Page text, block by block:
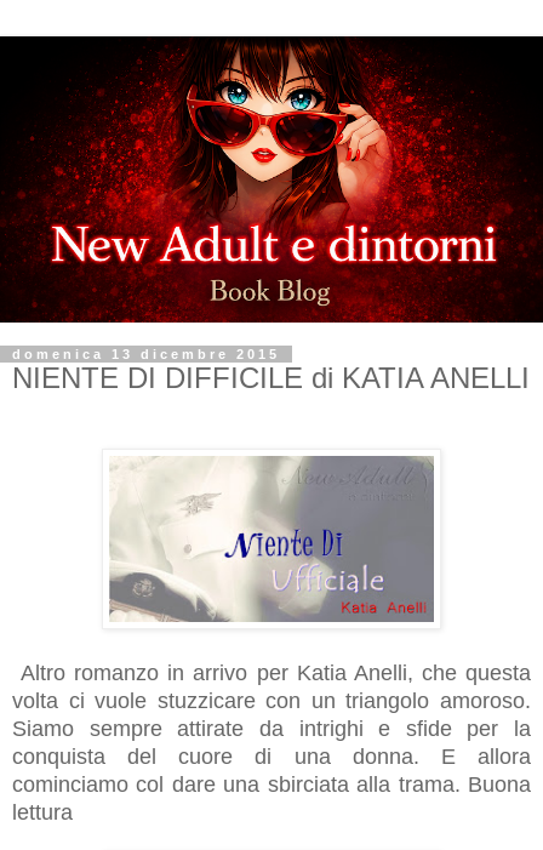
domenica 13 dicembre 2015
NIENTE DI DIFFICILE di KATIA ANELLI
Altro romanzo in arrivo per Katia Anelli, che questa
volta ci vuole stuzzicare con un triangolo amoroso.
Siamo sempre attirate da intrighi e sfide per la
conquista del cuore di una donna. E allora
cominciamo col dare una sbirciata alla trama. Buona
lettura